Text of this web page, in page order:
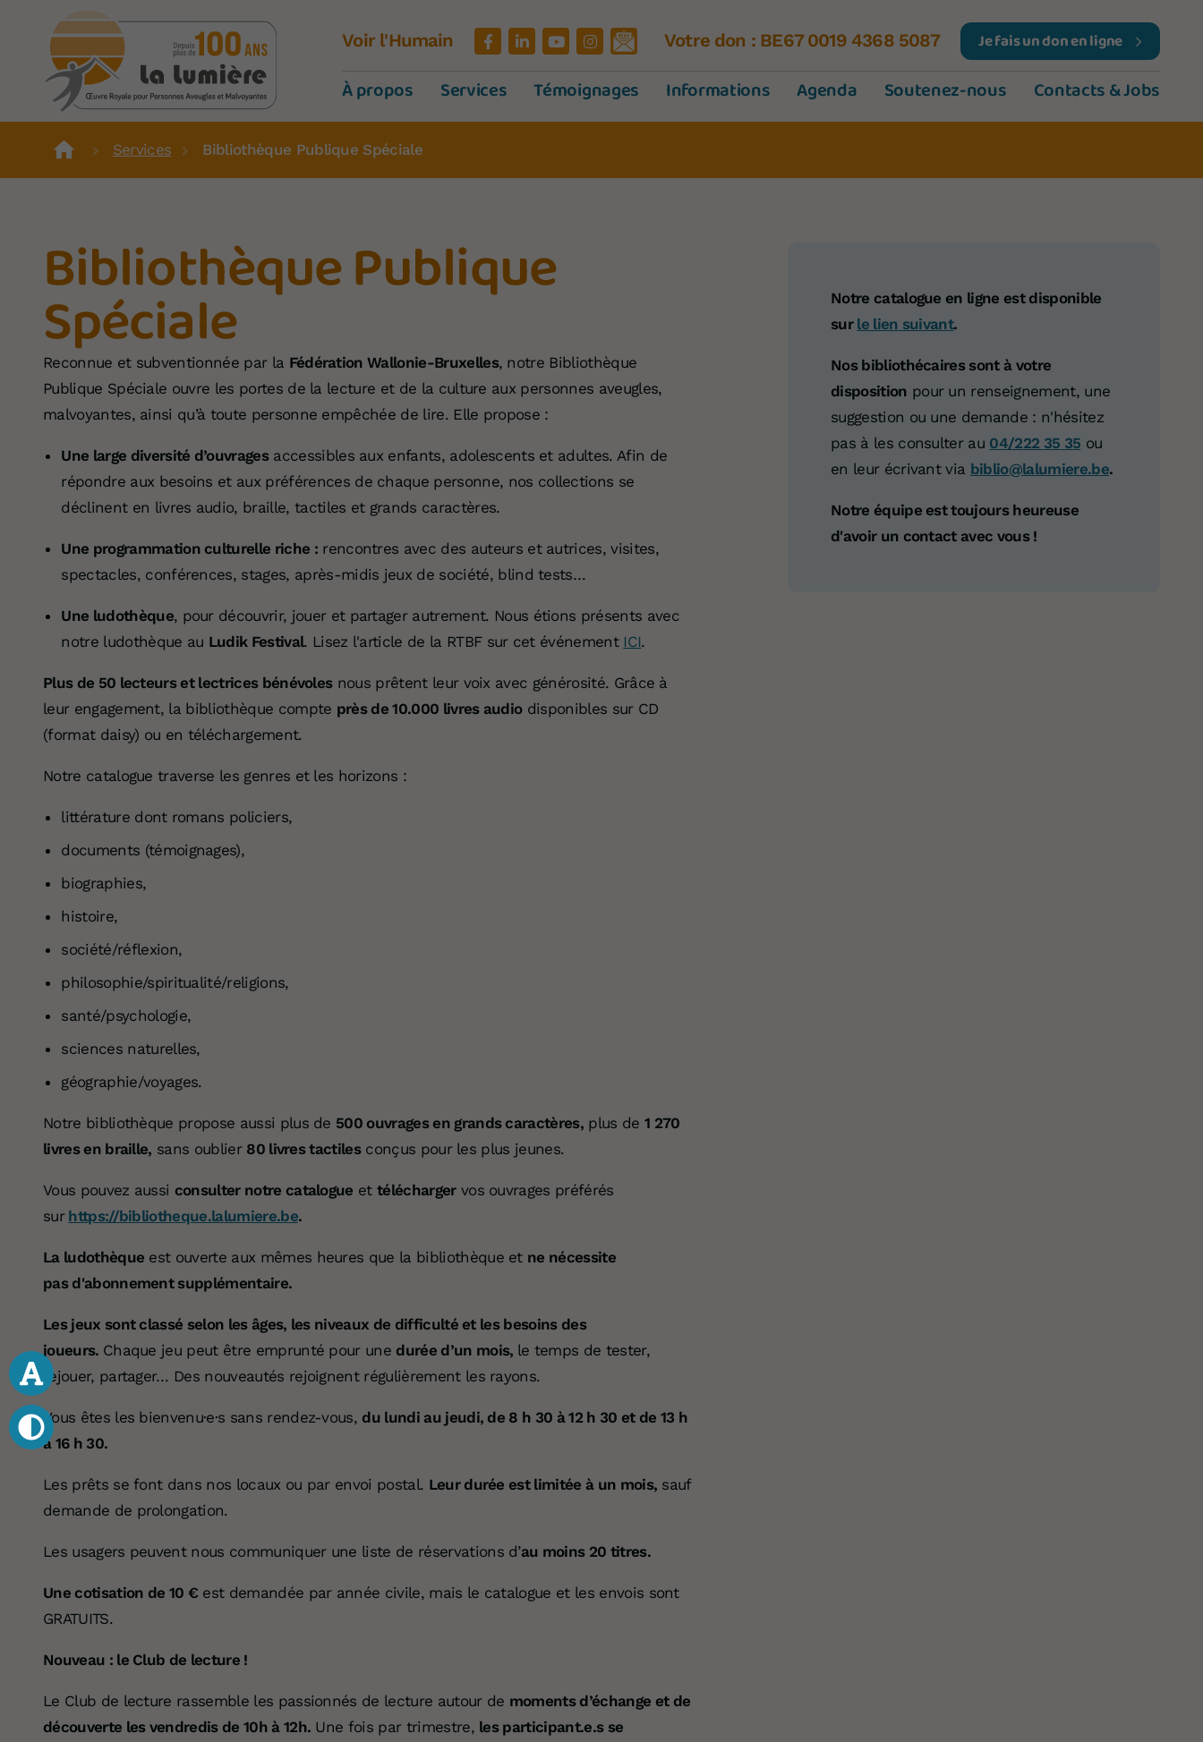
À propos Services Témoignages Informations Agenda Soutenez-nous Contacts & Jobs
Voir l'Humain Votre don : BE67 0019 4368 5087 Je fais un don en ligne
Services Bibliothèque Publique Spéciale
Bibliothèque Publique
Spéciale
Reconnue et subventionnée par la Fédération Wallonie-Bruxelles, notre Bibliothèque
Publique Spéciale ouvre les portes de la lecture et de la culture aux personnes aveugles,
malvoyantes, ainsi qu’à toute personne empêchée de lire. Elle propose :
Une large diversité d’ouvragesaccessibles aux enfants, adolescents et adultes. Afin de
répondre aux besoins et aux préférences de chaque personne, nos collections se
déclinent en livres audio, braille, tactiles et grands caractères.
Une programmation culturelle riche :rencontres avec des auteurs et autrices, visites,
spectacles, conférences, stages, après-midis jeux de société, blind tests…
Une ludothèque, pour découvrir, jouer et partager autrement. Nous étions présents avec
notre ludothèque au Ludik Festival. Lisez l'article de la RTBF sur cet événement ICI.
Plus de 50 lecteurs et lectrices bénévolesnous prêtent leur voix avec générosité. Grâce à
leur engagement, la bibliothèque compte près de 10.000 livres audiodisponibles sur CD
(format daisy) ou en téléchargement.
Notre catalogue traverse les genres et les horizons :
littérature dont romans policiers,
documents (témoignages),
biographies,
histoire,
société/réflexion,
philosophie/spiritualité/religions,
santé/psychologie,
sciences naturelles,
géographie/voyages.
Notre bibliothèque propose aussi plus de 500 ouvrages en grands caractères, plus de 1 270
livres en braille, sans oublier 80 livres tactilesconçus pour les plus jeunes.
Vous pouvez aussi consulter notre catalogue ettéléchargervos ouvrages préférés
sur https://bibliotheque.lalumiere.be.
La ludothèque est ouverte aux mêmes heures que la bibliothèque et ne nécessite
pas d'abonnement supplémentaire.
Les jeux sont classé selon les âges, les niveaux de difficulté et les besoins des
joueurs. Chaque jeu peut être emprunté pour une durée d’un mois, le temps de tester,
rejouer, partager… Des nouveautés rejoignent régulièrement les rayons.
Vous êtes les bienvenu·e·s sans rendez-vous, du lundi au jeudi, de 8 h 30 à 12 h 30 et de 13 h
à 16 h 30.
Les prêts se font dans nos locaux ou par envoi postal. Leur durée est limitée à un mois, sauf
demande de prolongation.
Les usagers peuvent nous communiquer une liste de réservations d’au moins 20 titres.
Une cotisation de 10 €est demandée par année civile, mais le catalogue et les envois sont
GRATUITS.
Nouveau : le Club de lecture !
Le Club de lecture rassemble les passionnés de lecture autour de moments d’échange et de
découverte les vendredis de 10h à 12h. Une fois par trimestre, les participant.e.s se
Notre catalogue en ligne est disponible
sur le lien suivant.
Nos bibliothécaires sont à votre
disposition pour un renseignement, une
suggestion ou une demande : n'hésitez
pas à les consulter au 04/222 35 35 ou
en leur écrivant via biblio@lalumiere.be.
Notre équipe est toujours heureuse
d'avoir un contact avec vous !